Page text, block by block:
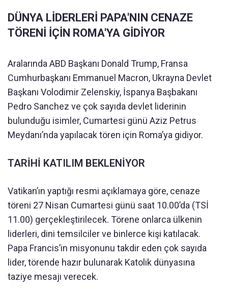
DÜNYA LİDERLERİ PAPA'NIN CENAZE
TÖRENİ İÇİN ROMA'YA GİDİYOR
Aralarında ABD Başkanı Donald Trump, Fransa
Cumhurbaşkanı Emmanuel Macron, Ukrayna Devlet
Başkanı Volodimir Zelenskiy, İspanya Başbakanı
Pedro Sanchez ve çok sayıda devlet liderinin
bulunduğu isimler, Cumartesi günü Aziz Petrus
Meydanı’nda yapılacak tören için Roma’ya gidiyor.
TARİHİ KATILIM BEKLENİYOR
Vatikan’ın yaptığı resmi açıklamaya göre, cenaze
töreni 27 Nisan Cumartesi günü saat 10.00’da (TSİ
11.00) gerçekleştirilecek. Törene onlarca ülkenin
liderleri, dini temsilciler ve binlerce kişi katılacak.
Papa Francis’in misyonunu takdir eden çok sayıda
lider, törende hazır bulunarak Katolik dünyasına
taziye mesajı verecek.